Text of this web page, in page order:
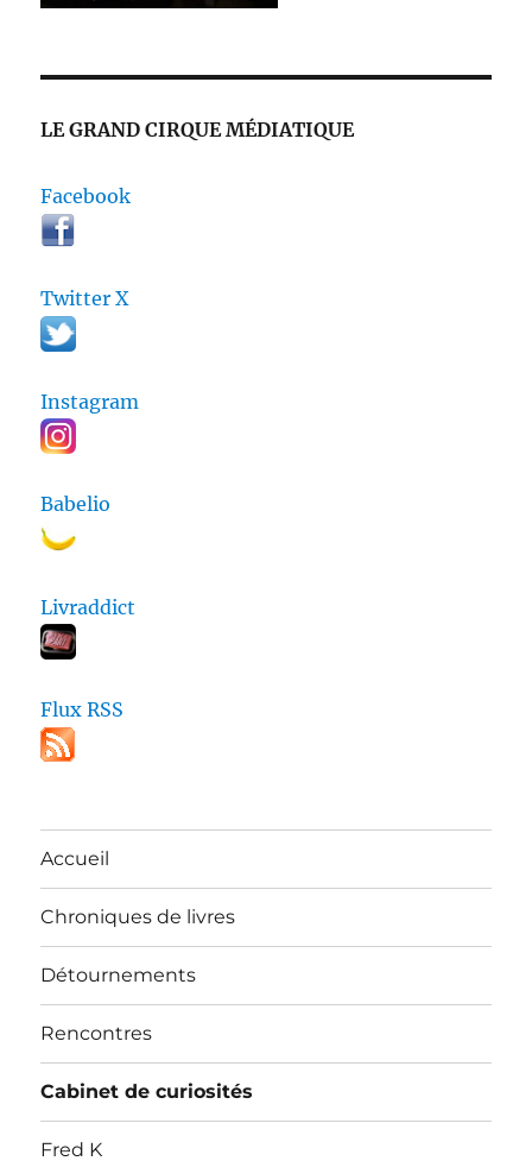
LE GRAND CIRQUE MÉDIATIQUE
Facebook
Twitter X
Instagram
Babelio
Livraddict
Flux RSS
Accueil
Chroniques de livres
Détournements
Rencontres
Cabinet de curiosités
Fred K